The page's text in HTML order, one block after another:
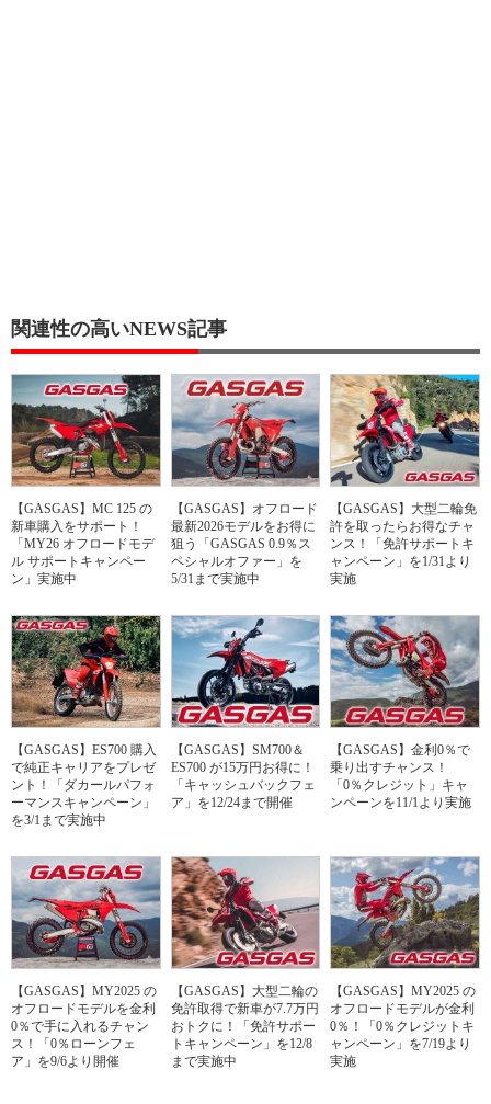
関連性の高いNEWS記事
【GASGAS】MC 125 の
新車購入をサポート！
「MY26 オフロードモデ
ル サポートキャンペー
ン」実施中
【GASGAS】オフロード
最新2026モデルをお得に
狙う「GASGAS 0.9％ス
ペシャルオファー」を
5/31まで実施中
【GASGAS】大型二輪免
許を取ったらお得なチャ
ンス！「免許サポートキ
ャンペーン」を1/31より
実施
【GASGAS】ES700 購入
で純正キャリアをプレゼ
ント！「ダカールパフォ
ーマンスキャンペーン」
を3/1まで実施中
【GASGAS】SM700＆
ES700 が15万円お得に！
「キャッシュバックフェ
ア」を12/24まで開催
【GASGAS】金利0％で
乗り出すチャンス！
「0％クレジット」キャ
ンペーンを11/1より実施
【GASGAS】MY2025 の
オフロードモデルを金利
0％で手に入れるチャン
ス！「0％ローンフェ
ア」を9/6より開催
【GASGAS】大型二輪の
免許取得で新車が7.7万円
おトクに！「免許サポー
トキャンペーン」を12/8
まで実施中
【GASGAS】MY2025 の
オフロードモデルが金利
0％！「0％クレジットキ
ャンペーン」を7/19より
実施